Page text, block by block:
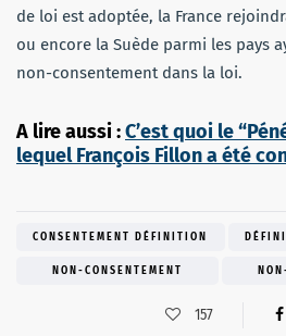
de loi est adoptée, la France
ou encore la Suède parmi les pays
non-consentement dans la loi.
A lire aussi :C’est quoi le
lequel François Fillon a été
CONSENTEMENT DÉFINITION
NON-CONSENTEMENT
157